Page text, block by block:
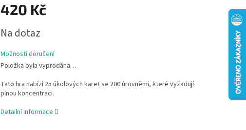
420 Kč
cena:
Na dotaz
Možnosti doručení
Položka byla vyprodána…
Tato hra nabízí 25 úkolových karet se 200 úrovněmi, které vyžadují
plnou koncentraci.
Detailní informace